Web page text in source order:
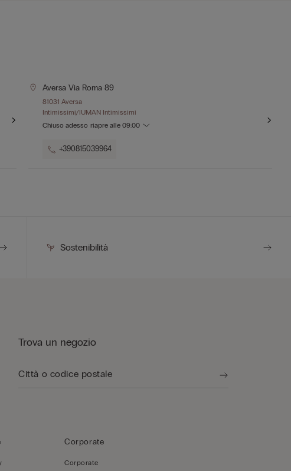
Aversa Via Roma 89
81031 Aversa
Intimissimi/IUMAN Intimissimi
Chiuso adesso riapre alle 09:00
+390815039964
Sostenibilità
Trova un negozio
Corporate
Corporate